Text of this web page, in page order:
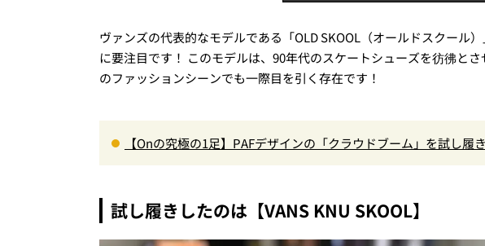
ヴァンズの代表的なモデルである「OLD SKOOL（オールドスクール
に要注目です！ このモデルは、90年代のスケートシューズを彷彿と
のファッションシーンでも一際目を引く存在です！
【Onの究極の1足】PAFデザインの「クラウドブーム」を試し
試し履きしたのは【VANS KNU SKOOL】